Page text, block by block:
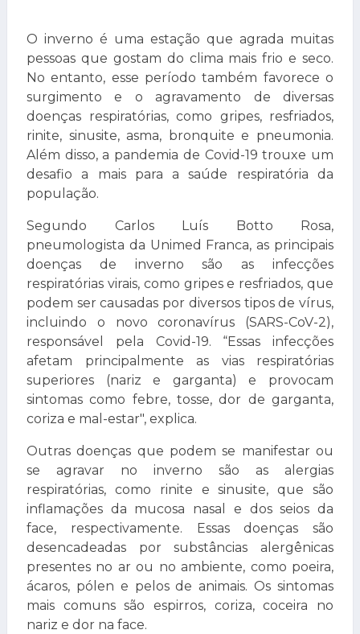
O inverno é uma estação que agrada muitas
pessoas que gostam do clima mais frio e seco.
No entanto, esse período também favorece o
surgimento e o agravamento de diversas
doenças respiratórias, como gripes, resfriados,
rinite, sinusite, asma, bronquite e pneumonia.
Além disso, a pandemia de Covid-19 trouxe um
desafio a mais para a saúde respiratória da
população.
Segundo Carlos Luís Botto Rosa,
pneumologista da Unimed Franca, as principais
doenças de inverno são as infecções
respiratórias virais, como gripes e resfriados, que
podem ser causadas por diversos tipos de vírus,
incluindo o novo coronavírus (SARS-CoV-2),
responsável pela Covid-19. “Essas infecções
afetam principalmente as vias respiratórias
superiores (nariz e garganta) e provocam
sintomas como febre, tosse, dor de garganta,
coriza e mal-estar", explica.
Outras doenças que podem se manifestar ou
se agravar no inverno são as alergias
respiratórias, como rinite e sinusite, que são
inflamações da mucosa nasal e dos seios da
face, respectivamente. Essas doenças são
desencadeadas por substâncias alergênicas
presentes no ar ou no ambiente, como poeira,
ácaros, pólen e pelos de animais. Os sintomas
mais comuns são espirros, coriza, coceira no
nariz e dor na face.